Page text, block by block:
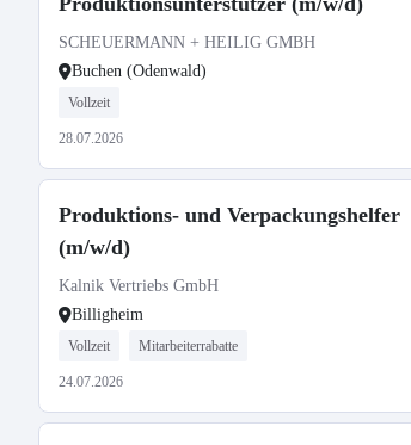
SCHEUERMANN + HEILIG GMBH
Buchen (Odenwald)
Vollzeit
28.07.2026
Produktions- und Verpackungshelfer
(m/w/d)
Kalnik Vertriebs GmbH
Billigheim
Vollzeit Mitarbeiterrabatte
24.07.2026